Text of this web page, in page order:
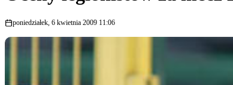
poniedziałek, 6 kwietnia 2009 11:06